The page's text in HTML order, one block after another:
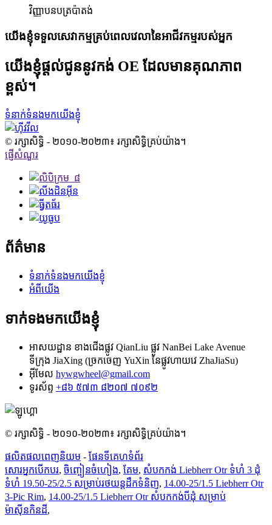
វិញ្ញាបនបត្រប៉ាតង់
យើងខ្ញុំទទួលសេវាកម្មគ្រប់ពេលវេលានៃអាជីវកម្មរបស់អ្នក
យើងខ្ញុំផ្តល់ជូននូវកង់ OE ដែលមានគុណភាព
ខ្ពស់។
ទំនាក់ទំនងមកយើងខ្ញុំ
© រក្សាសិទ្ធិ - ២០១០-២០២៣៖ រក្សាសិទ្ធិគ្រប់យ៉ាង។
ផ្ញើសំណួរ
ព័ត៌មាន
ទំនាក់ទំនងមកយើងខ្ញុំ
អំពីយើង
ទាក់ទងមកយើងខ្ញុំ
អាសយដ្ឋាន ខាងជើងផ្លូវ QianLiu ផ្លូវ NanBei Lake Avenue
ទីក្រុង JiaXing (ច្រកចេញ YuXin នៃផ្លូវហាយវេ ZhaJiaSu)
អ៊ីមែល hywgwheel@gmail.com
ទូរស័ព្ទ +៨៦ ៥៧៣ ៨២០៧ ៧០៩២
© រក្សាសិទ្ធិ - ២០១០-២០២៣៖ រក្សាសិទ្ធិគ្រប់យ៉ាង។
ផលិតផលពេញនិយម - ផែនទីគេហទំព័រ
សោរអ្នកបើកបរ, ចិញ្ចៀនចំហៀង, គែម, សំបកកង់ Liebherr Otr ទំហំ 3 ដុំ
ទំហំ 19.50-25/2.5 សម្រាប់រថយន្តដឹកទំនិញ, 14.00-25/1.5 Liebherr Otr
3-Pic Rim, 14.00-25/1.5 Liebherr Otr សំបកកង់បីដុំ សម្រាប់
ម៉ាស៊ីនកិនដី,